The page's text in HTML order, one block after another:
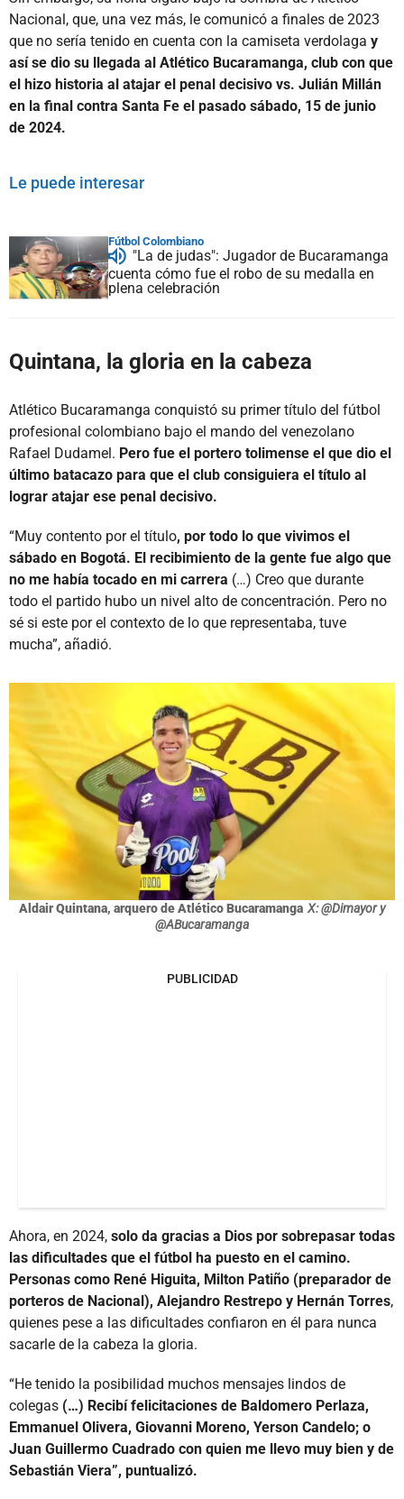
Nacional, que, una vez más, le comunicó a finales de 2023
que no sería tenido en cuenta con la camiseta verdolaga y
así se dio su llegada al Atlético Bucaramanga, club con que
el hizo historia al atajar el penal decisivo vs. Julián Millán
en la final contra Santa Fe el pasado sábado, 15 de junio
de 2024.
Le puede interesar
Fútbol Colombiano
"La de judas": Jugador de Bucaramanga
cuenta cómo fue el robo de su medalla en
plena celebración
Quintana, la gloria en la cabeza
Atlético Bucaramanga conquistó su primer título del fútbol
profesional colombiano bajo el mando del venezolano
Rafael Dudamel. Pero fue el portero tolimense el que dio el
último batacazo para que el club consiguiera el título al
lograr atajar ese penal decisivo.
“Muy contento por el título, por todo lo que vivimos el
sábado en Bogotá. El recibimiento de la gente fue algo que
no me había tocado en mi carrera (…) Creo que durante
todo el partido hubo un nivel alto de concentración. Pero no
sé si este por el contexto de lo que representaba, tuve
mucha”, añadió.
Aldair Quintana, arquero de Atlético Bucaramanga X: @Dimayor y
@ABucaramanga
PUBLICIDAD
Ahora, en 2024, solo da gracias a Dios por sobrepasar todas
las dificultades que el fútbol ha puesto en el camino.
Personas como René Higuita, Milton Patiño (preparador de
porteros de Nacional), Alejandro Restrepo y Hernán Torres,
quienes pese a las dificultades confiaron en él para nunca
sacarle de la cabeza la gloria.
“He tenido la posibilidad muchos mensajes lindos de
colegas (…) Recibí felicitaciones de Baldomero Perlaza,
Emmanuel Olivera, Giovanni Moreno, Yerson Candelo; o
Juan Guillermo Cuadrado con quien me llevo muy bien y de
Sebastián Viera”, puntualizó.